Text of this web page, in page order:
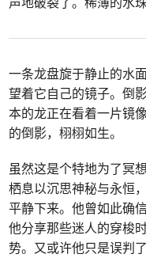
一条龙盘旋于静止的水
望着它自己的镜子。倒
本的龙正在看着一片镜
的倒影，栩栩如生。
虽然这是个特地为了冥
栖息以沉思神秘与永恒
平静下来。他曾如此确
他分享那些迷人的穿梭
势。又或许他只是误判了